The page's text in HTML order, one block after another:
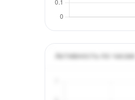
Активность по часам